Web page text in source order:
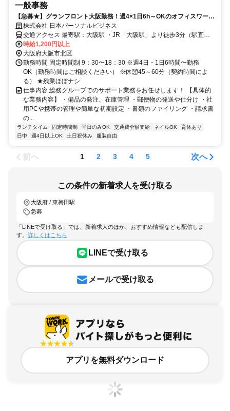
一般事務
【急募★】グランフロント大阪勤務！週4×1日6h～OKのオフィスワーク
♪主婦さん多数活躍中◎
株式会社 日本パーソナルビジネス
交通アクセス 最寄駅：大阪駅 ・JR「大阪駅」より徒歩3分（駅直
結！） ・Osaka Metro御堂筋線「梅田駅」より徒歩3分 ・阪急「大阪
梅田駅」より徒歩3分 ★勤務地は「グランフロント大阪」！ 雨の日で
も濡れずに通勤できるバツグンの立地です♪
時給1,200円以上
大阪府大阪市北区
勤務時間 固定時間制 9：30〜18：30 ※週4日・1日6時間〜勤務
OK（勤務時間はご相談ください） ※休憩45～60分（契約時間によ
る） ★残業ほぼナシ
仕事内容 総務グループでのサポート業務をお任せします！ 【具体的
な業務内容】 ・備品の発注、在庫管理 ・郵便物の発送や仕分け ・社
用PCや携帯の管理や簡単な初期設定 ・書類のファイリング ・請求書
の...
ランチタイム 固定時間制 平日のみOK 交通費全額支給 ネイルOK
育休あり
日中
週4日以上OK 土日祝休み 服装自由
前へ 1 2 3 4 5 次へ
この条件の新着求人を受け取る
大阪府 / 東梅田駅
急募
「LINEで受け取る」では、新着求人のほか、おすすめ情報なども配信しま
す。 詳しくはこちら
LINEで受け取る
メールで受け取る
アプリを無料ダウンロード